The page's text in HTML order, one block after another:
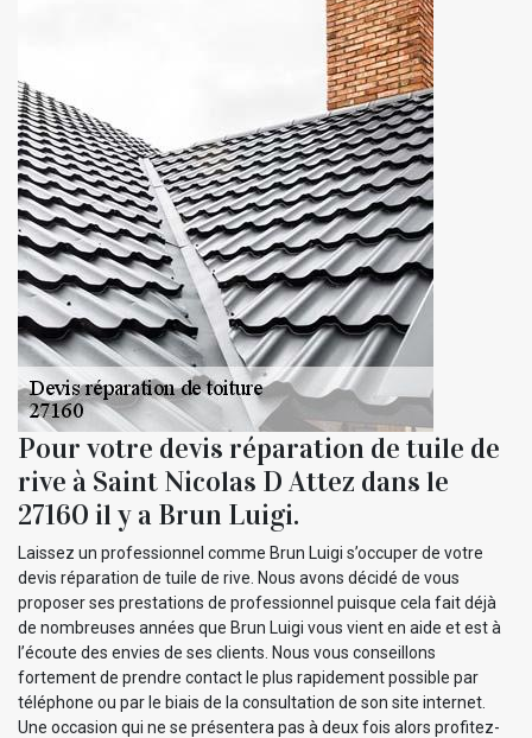
Pour votre devis réparation de tuile de
rive à Saint Nicolas D Attez dans le
27160 il y a Brun Luigi.
Laissez un professionnel comme Brun Luigi s’occuper de votre
devis réparation de tuile de rive. Nous avons décidé de vous
proposer ses prestations de professionnel puisque cela fait déjà
de nombreuses années que Brun Luigi vous vient en aide et est à
l’écoute des envies de ses clients. Nous vous conseillons
fortement de prendre contact le plus rapidement possible par
téléphone ou par le biais de la consultation de son site internet.
Une occasion qui ne se présentera pas à deux fois alors profitez-